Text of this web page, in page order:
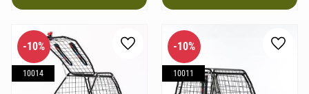
10%
10014
Gem som favorit
10%
10011
Gem